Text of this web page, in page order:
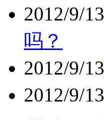
2012/9/13
吗？
2012/9/13
2012/9/13